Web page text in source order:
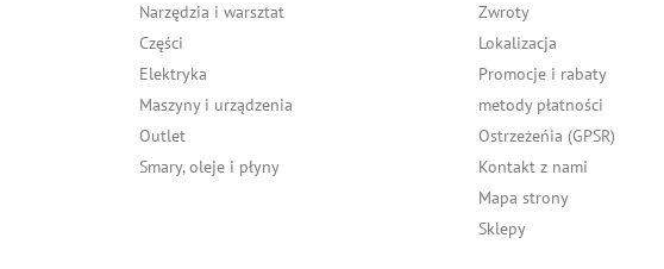
Narzędzia i warsztat
Części
Elektryka
Maszyny i urządzenia
Outlet
Smary, oleje i płyny
Zwroty
Lokalizacja
Promocje i rabaty
metody płatności
Ostrzeżeńia (GPSR)
Kontakt z nami
Mapa strony
Sklepy